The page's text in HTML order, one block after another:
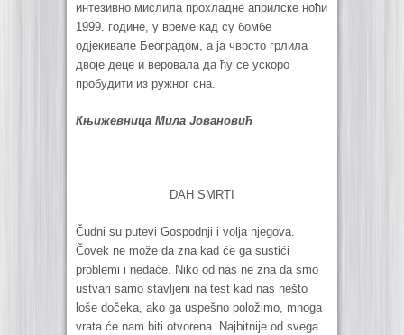
интезивно мислила прохладне априлске ноћи
1999. године, у време кад су бомбе
одјекивале Београдом, а ја чврсто грлила
двоје деце и веровала да ћу се ускоро
пробудити из ружног сна.
Књижевница Мила Јовановић
DAH SMRTI
Čudni su putevi Gospodnji i volja njegova.
Čovek ne može da zna kad će ga sustići
problemi i nedaće. Niko od nas ne zna da smo
ustvari samo stavljeni na test kad nas nešto
loše dočeka, ako ga uspešno položimo, mnoga
vrata će nam biti otvorena. Najbitnije od svega